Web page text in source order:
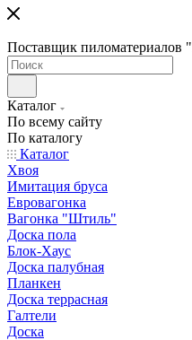
Поставщик пиломатериалов
Каталог
По всему сайту
По каталогу
Каталог
Хвоя
Имитация бруса
Евровагонка
Вагонка "Штиль"
Доска пола
Блок-Хаус
Доска палубная
Планкен
Доска террасная
Галтели
Доска